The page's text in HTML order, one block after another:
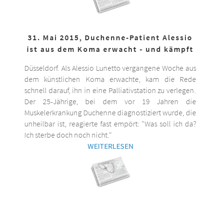
31. Mai 2015, Duchenne-Patient Alessio
ist aus dem Koma erwacht - und kämpft
Düsseldorf. Als Alessio Lunetto vergangene Woche aus
dem künstlichen Koma erwachte, kam die Rede
schnell darauf, ihn in eine Palliativstation zu verlegen.
Der 25-Jährige, bei dem vor 19 Jahren die
Muskelerkrankung Duchenne diagnostiziert wurde, die
unheilbar ist, reagierte fast empört: "Was soll ich da?
Ich sterbe doch noch nicht."
WEITERLESEN